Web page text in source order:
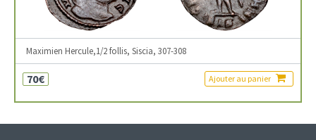
Maximien Hercule,1/2 follis, Siscia, 307-308
70€ Ajouter au panier